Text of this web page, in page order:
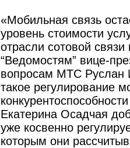
«Мобильная связь
уровень стоимости
отрасли сотовой
“Ведомостям” вице-
вопросам МТС Руслан
такое регулирование
Екатерина Осадчая
уже косвенно
которым они